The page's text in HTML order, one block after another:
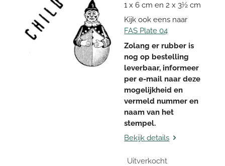
1 x 6 cm en 2 x 3½ cm
Kijk ook eens naar
FAS Plate 04
Zolang er rubber is
nog op bestelling
leverbaar, informeer
per e-mail naar deze
mogelijkheid en
vermeld nummer en
naam van het
stempel.
Bekijk details
Uitverkocht